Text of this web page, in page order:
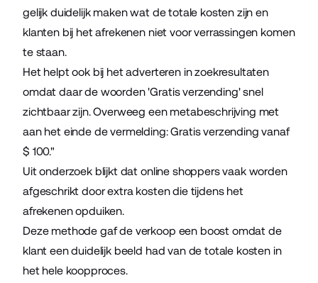
gelijk duidelijk maken wat de totale kosten zijn en
klanten bij het afrekenen niet voor verrassingen komen
te staan.
Het helpt ook bij het adverteren in zoekresultaten
omdat daar de woorden 'Gratis verzending' snel
zichtbaar zijn. Overweeg een metabeschrijving met
aan het einde de vermelding: Gratis verzending vanaf
$ 100."
Uit onderzoekblijkt dat online shoppers vaak worden
afgeschrikt door extra kosten die tijdens het
afrekenen opduiken.
Deze methode gaf de verkoop een boost omdat de
klant een duidelijk beeld had van de totale kosten in
het hele koopproces.